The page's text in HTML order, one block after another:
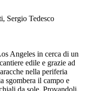
Sergio Tedesco
Angeles in cerca di un
edile e grazie ad
nella periferia
sgombera il campo e
da sole. Provandoli,